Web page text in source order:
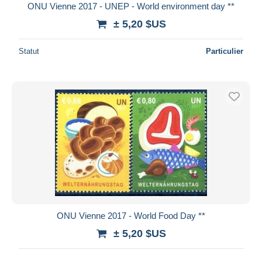
ONU Vienne 2017 - UNEP - World environment day **
± 5,20 $US
Statut Particulier
ONU Vienne 2017 - World Food Day **
± 5,20 $US